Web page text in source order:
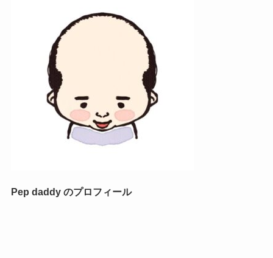
Pep daddy のプロフィール